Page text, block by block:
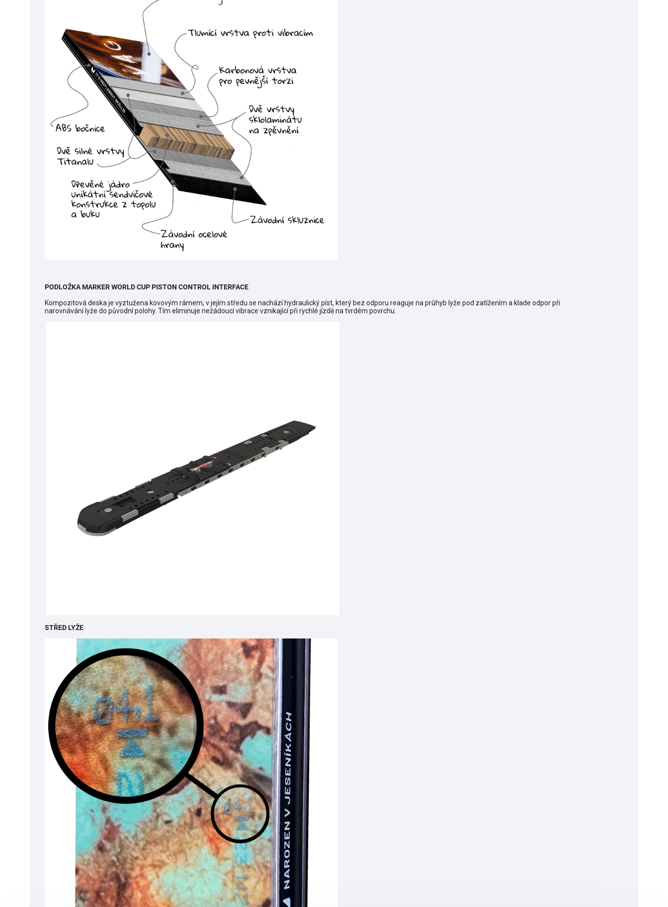
PODLOŽKA MARKER WORLD CUP PISTON CONTROL INTERFACE
Kompozitová deska je vyztužena kovovým rámem, v jejím středu se nachází hydraulický píst, který bez odporu reaguje na průhyb lyže pod zatížením a klade odpor při
narovnávání lyže do původní polohy. Tím eliminuje nežádoucí vibrace vznikající při rychlé jízdě na tvrdém povrchu.
STŘED LYŽE